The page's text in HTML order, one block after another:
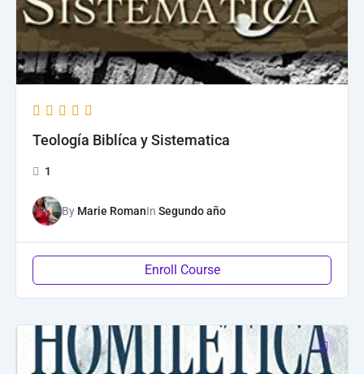
Teología Biblíca y Sistematica
1
By Marie RomanIn Segundo año
Enroll Course